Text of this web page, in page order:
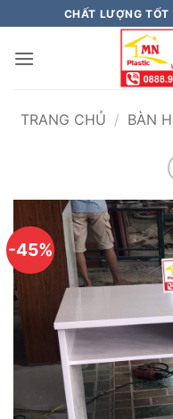
qua
nội
CHẤT LƯỢNG
TRANG CHỦ / BÀN
-45%